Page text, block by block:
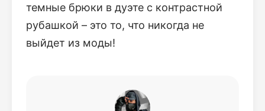
темные брюки в дуэте с контрастной
рубашкой – это то, что никогда не
выйдет из моды!